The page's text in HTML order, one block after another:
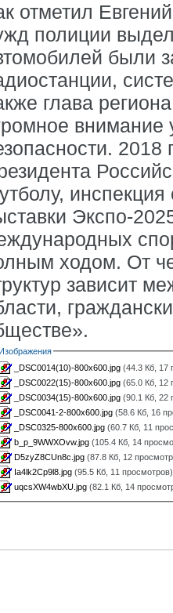
отметил
полиции
были
глава
внимание
Экспо-
ходом. От
зависит
Изображения
_DSC0014(10)-800x600.jpg (44.3 Кб, 17
_DSC0022(15)-800x600.jpg (65.0 Кб, 12
_DSC0034(15)-800x600.jpg (90.1 Кб, 22
_DSC0041-2-800x600.jpg (58.6 Кб, 16
_DSC0325-800x600.jpg (60.7 Кб, 11
b_p_9WWXOvw.jpg (105.4 Кб, 14
D5zyZ8CUn8c.jpg (87.8 Кб, 12
Ia4lk2Cp9l8.jpg (95.5 Кб, 11 просмотров)
uqcsXW4wbXU.jpg (82.1 Кб, 14